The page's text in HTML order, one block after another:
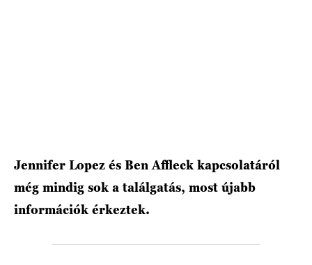
Jennifer Lopez és Ben Affleck kapcsolatáról
még mindig sok a találgatás, most újabb
információk érkeztek.